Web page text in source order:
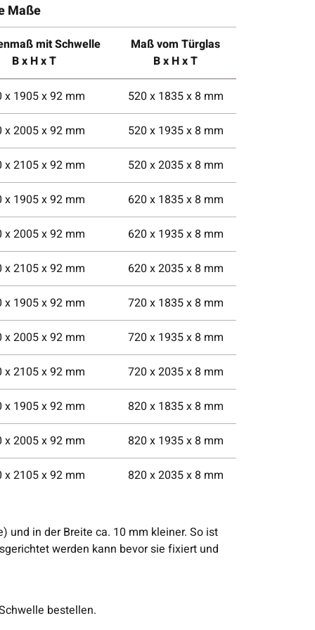
Maße
mit Schwelle
B x H x T
Maß vom Türglas
B x H x T
x 1905 x 92 mm 520 x 1835 x 8 mm
x 2005 x 92 mm 520 x 1935 x 8 mm
x 2105 x 92 mm 520 x 2035 x 8 mm
x 1905 x 92 mm 620 x 1835 x 8 mm
x 2005 x 92 mm 620 x 1935 x 8 mm
x 2105 x 92 mm 620 x 2035 x 8 mm
x 1905 x 92 mm 720 x 1835 x 8 mm
x 2005 x 92 mm 720 x 1935 x 8 mm
x 2105 x 92 mm 720 x 2035 x 8 mm
x 1905 x 92 mm 820 x 1835 x 8 mm
x 2005 x 92 mm 820 x 1935 x 8 mm
x 2105 x 92 mm 820 x 2035 x 8 mm
und in der Breite ca. 10 mm kleiner. So ist
werden kann bevor sie fixiert und
bestellen.